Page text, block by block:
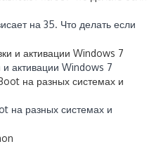
на 35. Что делать если
активации Windows 7
на разных системах и